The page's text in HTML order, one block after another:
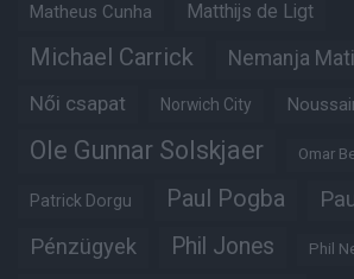
Matheus Cunha Matthijs de Ligt
Michael Carrick Nemanja
Női csapat Norwich City
Ole Gunnar Solskjaer Omar
Patrick Dorgu Paul Pogba
Pénzügyek Phil Jones Phil